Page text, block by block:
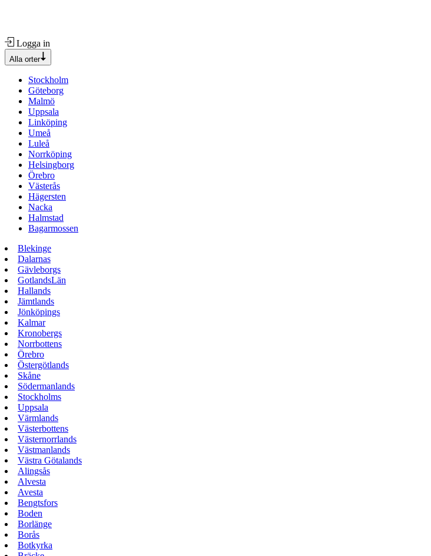
Logga in
Alla orter
Stockholm
Göteborg
Malmö
Uppsala
Linköping
Umeå
Luleå
Norrköping
Helsingborg
Örebro
Västerås
Hägersten
Nacka
Halmstad
Bagarmossen
Blekinge
Dalarnas
Gävleborgs
GotlandsLän
Hallands
Jämtlands
Jönköpings
Kalmar
Kronobergs
Norrbottens
Örebro
Östergötlands
Skåne
Södermanlands
Stockholms
Uppsala
Värmlands
Västerbottens
Västernorrlands
Västmanlands
Västra Götalands
Alingsås
Alvesta
Avesta
Bengtsfors
Boden
Borlänge
Borås
Botkyrka